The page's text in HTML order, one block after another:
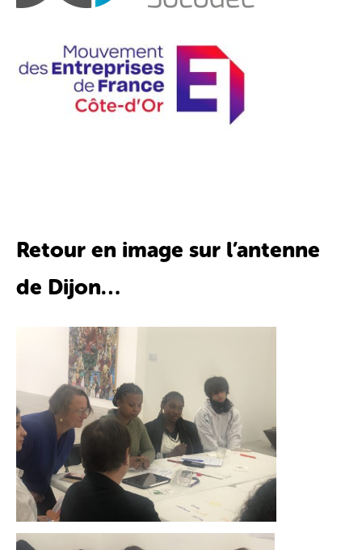
Retour en image sur l’antenne
de Dijon…